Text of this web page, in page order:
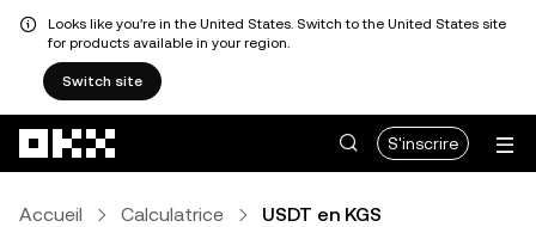
Looks like you're in the United States. Switch to the United States site
for products available in your region.
Switch site
S'inscrire
Accueil Calculatrice USDT en KGS